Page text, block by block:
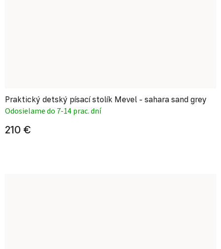
Praktický detský písací stolík Mevel - sahara sand grey
Odosielame do 7-14 prac. dní
210 €